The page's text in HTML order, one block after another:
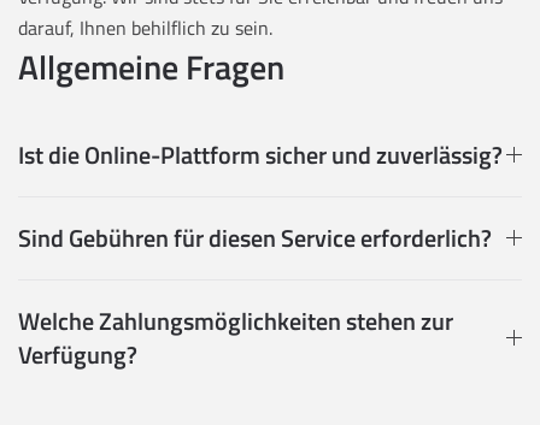
darauf, Ihnen behilflich zu sein.
Allgemeine Fragen
Ist die Online-Plattform sicher und zuverlässig?
Sind Gebühren für diesen Service erforderlich?
Welche Zahlungsmöglichkeiten stehen zur
Verfügung?